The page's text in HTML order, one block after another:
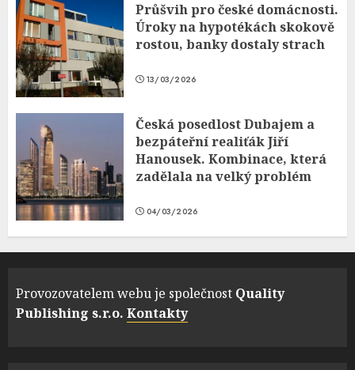
Průšvih pro české domácnosti.
Úroky na hypotékách skokově
rostou, banky dostaly strach
13/03/2026
Česká posedlost Dubajem a
bezpáteřní realiťák Jiří
Hanousek. Kombinace, která
zadělala na velký problém
04/03/2026
Provozovatelem webu je společnost Quality
Publishing s.r.o. Kontakty